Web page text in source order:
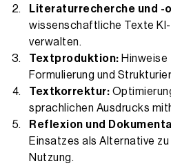
Literaturrecherche und -
wissenschaftliche Texte
verwalten.
Textproduktion: Hinweise
Formulierung und
Textkorrektur:
sprachlichen Ausdrucks
Reflexion und
Einsatzes als Alternative
Nutzung.